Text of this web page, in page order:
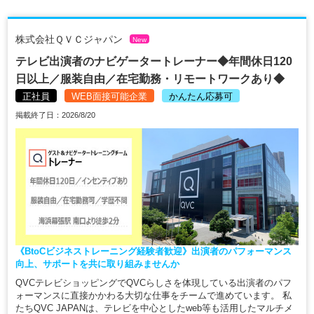
株式会社ＱＶＣジャパン New
テレビ出演者のナビゲータートレーナー◆年間休日120
日以上／服装自由／在宅勤務・リモートワークあり◆
正社員 WEB面接可能企業 かんたん応募可
掲載終了日：2026/8/20
《BtoCビジネストレーニング経験者歓迎》出演者のパフォーマンス
向上、サポートを共に取り組みませんか
QVCテレビショッピングでQVCらしさを体現している出演者のパフ
ォーマンスに直接かかわる大切な仕事をチームで進めています。 私
たちQVC JAPANは、テレビを中心としたweb等も活用したマルチメ